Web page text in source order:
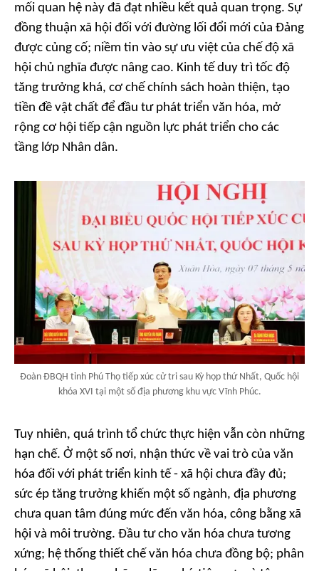
mối quan hệ này đã đạt nhiều kết quả quan trọng. Sự
đồng thuận xã hội đối với đường lối đổi mới của Đảng
được củng cố; niềm tin vào sự ưu việt của chế độ xã
hội chủ nghĩa được nâng cao. Kinh tế duy trì tốc độ
tăng trưởng khá, cơ chế chính sách hoàn thiện, tạo
tiền đề vật chất để đầu tư phát triển văn hóa, mở
rộng cơ hội tiếp cận nguồn lực phát triển cho các
tầng lớp Nhân dân.
Đoàn ĐBQH tỉnh Phú Thọ tiếp xúc cử tri sau Kỳ họp thứ Nhất, Quốc hội
khóa XVI tại một số địa phương khu vực Vĩnh Phúc.
Tuy nhiên, quá trình tổ chức thực hiện vẫn còn những
hạn chế. Ở một số nơi, nhận thức về vai trò của văn
hóa đối với phát triển kinh tế - xã hội chưa đầy đủ;
sức ép tăng trưởng khiến một số ngành, địa phương
chưa quan tâm đúng mức đến văn hóa, công bằng xã
hội và môi trường. Đầu tư cho văn hóa chưa tương
xứng; hệ thống thiết chế văn hóa chưa đồng bộ; phân